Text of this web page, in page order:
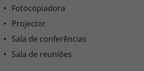
Fotocopiadora
Projector
Sala de conferências
Sala de reuniões